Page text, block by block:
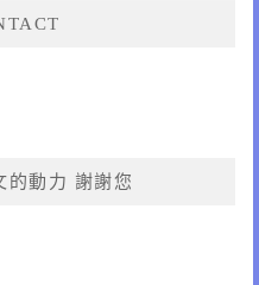
的動力 謝謝您